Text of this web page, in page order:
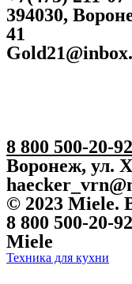
394030,
41
8 800 500-20-92
Воронеж, ул.
© 2023 Miele.
8 800 500-20-92
Miele
Техника для кухни